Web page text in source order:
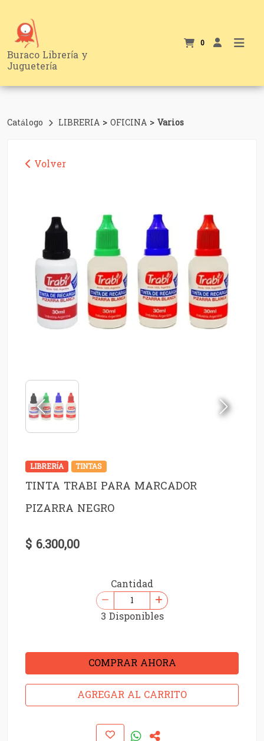
Buraco Librería y
Juguetería
0
Catálogo LIBRERIA > OFICINA > Varios
Volver
LIBRERÍA TINTAS
TINTA TRABI PARA MARCADOR
PIZARRA NEGRO
$ 6.300,00
Cantidad
3 Disponibles
COMPRAR AHORA
AGREGAR AL CARRITO